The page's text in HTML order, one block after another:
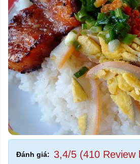
Đánh giá: 3,4/5 (410 Review